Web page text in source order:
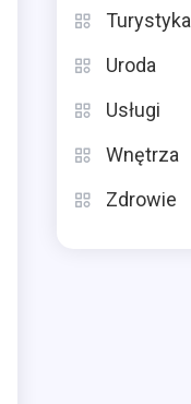
Turystyka
Uroda
Usługi
Wnętrza
Zdrowie